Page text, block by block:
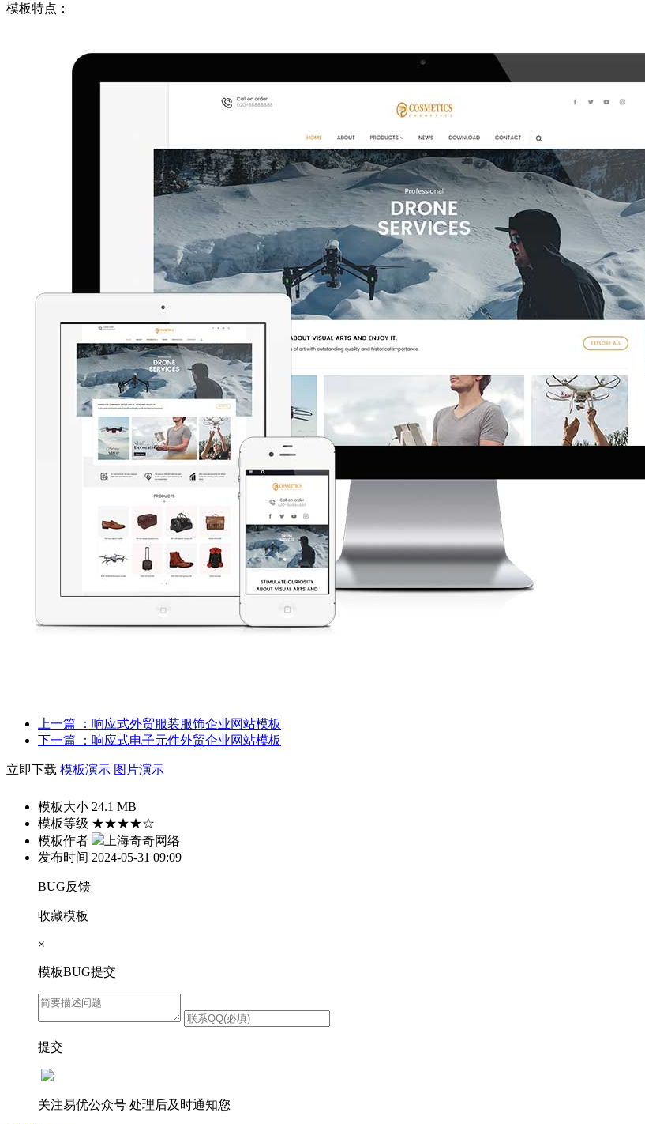
模板特点：
上一篇
：响应式外贸服装服饰企业网站模板
下一篇
：响应式电子元件外贸企业网站模板
立即下载 模板演示 图片演示
模板大小 24.1 MB
模板等级 ★★★★☆
模板作者
上海奇奇网络
发布时间 2024-05-31 09:09
BUG反馈
收藏模板
×
模板BUG提交
提交
关注易优公众号 处理后及时通知您